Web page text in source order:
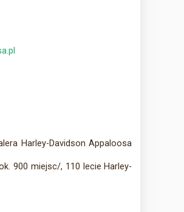
Harley-Davidson Appaloosa
900 miejsc/, 110 lecie Harley-